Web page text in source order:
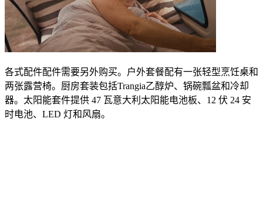
各式配件配件需要另外购买。户外套餐配有一张轻型烹饪桌和
两张露营椅。厨房套装包括Trangia乙醇炉、锅碗瓢盆和冷却
器。太阳能套件提供 47 瓦意大利太阳能电池板、 12 伏 24 安
时电池、 LED 灯和风扇。